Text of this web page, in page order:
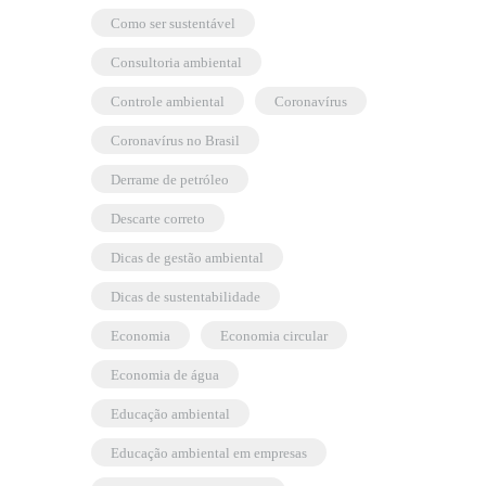
como ser sustentável
consultoria ambiental
controle ambiental coronavírus
coronavírus no Brasil
derrame de petróleo
descarte correto
dicas de gestão ambiental
dicas de sustentabilidade
economia economia circular
economia de água
educação ambiental
educação ambiental em empresas